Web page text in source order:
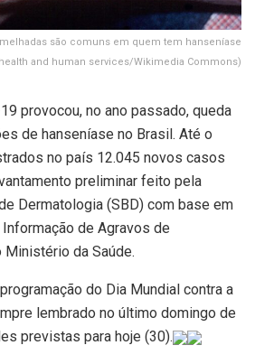
são comuns em quem tem hanseníase
and human services/Wikimedia Commons)
provocou, no ano passado, queda
de hanseníase no Brasil. Até o
no país 12.045 novos casos
preliminar feito pela
Dermatologia (SBD) com base em
de Agravos de
Ministério da Saúde.
do Dia Mundial contra a
lembrado no último domingo de
previstas para hoje (30).